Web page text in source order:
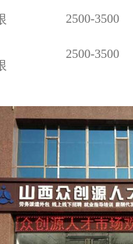
2500-3500
2500-3500